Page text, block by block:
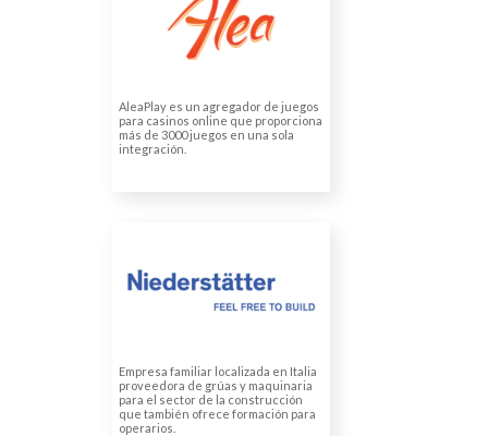
AleaPlay es un agregador de juegos
para casinos online que proporciona
más de 3000 juegos en una sola
integración.
Traducción de instrucciones
y manuales
Traducción audiovisual para
Empresa familiar localizada en Italia
proveedora de grúas y maquinaria
para el sector de la construcción
que también ofrece formación para
operarios.
Traducción de cursos de
maquinaria para operarios.